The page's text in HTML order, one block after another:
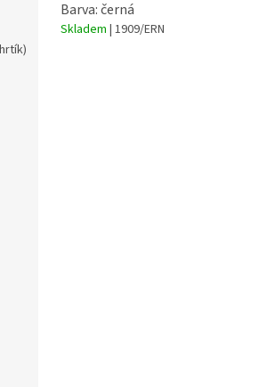
Barva: černá
Skladem | 1909/ERN